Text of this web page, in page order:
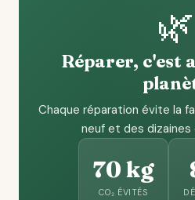
🌿
Réparer, c'est
Chaque réparation évite la
neuf et des dizaines
70 kg
CO₂ ÉVITÉS